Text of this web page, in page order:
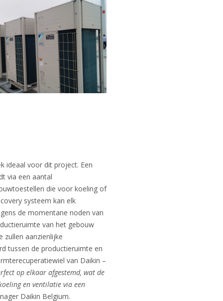
ideaal voor dit project. Een
via een aantal
die voor koeling of
systeem kan elk
de momentane noden van
van het gebouw
zullen aanzienlijke
tussen de productieruimte en
van Daikin –
op elkaar afgestemd, wat de
en ventilatie via een
Daikin Belgium.